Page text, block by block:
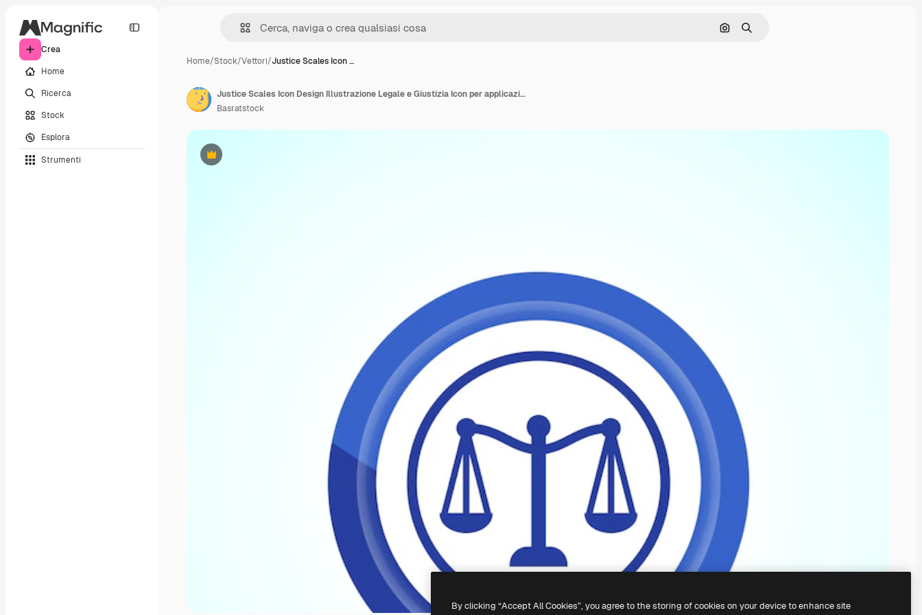
Crea
Home
Ricerca
Stock
Esplora
Strumenti
Cerca per immagine
Ricerca
Home/Stock/Vettori/Justice Scales Icon …
Premium
Justice Scales Icon Design Illustrazione Legale e Giustizia Icon per applicazioni e siti web Design del pulsante di colore blu
Basratstock
By clicking “Accept All Cookies”, you agree to the storing of cookies on your device to enhance site